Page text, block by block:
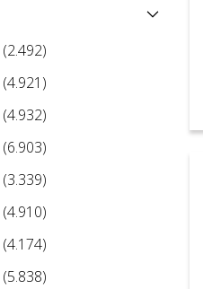
(2.492)
(4.921)
(4.932)
(6.903)
(3.339)
(4.910)
(4.174)
(5.838)